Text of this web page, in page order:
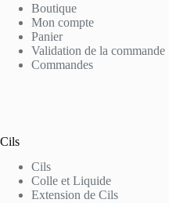
Boutique
Mon compte
Panier
Validation de la commande
Commandes
Cils
Cils
Colle et Liquide
Extension de Cils